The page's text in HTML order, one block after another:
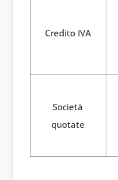
Credito IVA
Società
quotate